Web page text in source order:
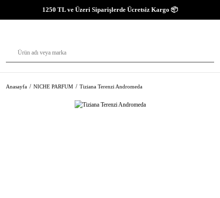
1250 TL ve Üzeri Siparişlerde Ücretsiz Kargo 📦
Anasayfa NICHE PARFUM Tiziana Terenzi Andromeda